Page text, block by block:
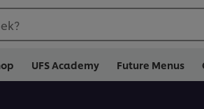
UFS Academy Future Menus